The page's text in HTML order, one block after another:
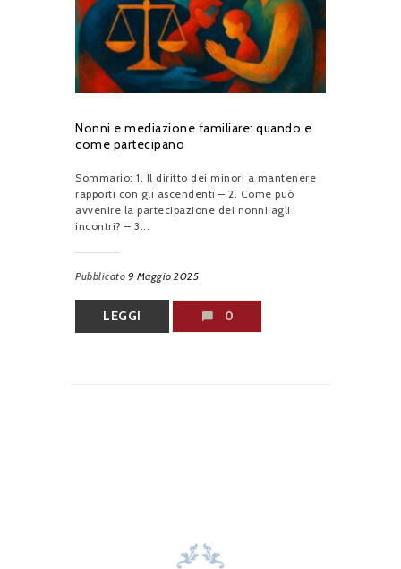
Nonni e mediazione familiare: quando e
come partecipano
Sommario: 1. Il diritto dei minori a mantenere
rapporti con gli ascendenti – 2. Come può
avvenire la partecipazione dei nonni agli
incontri? – 3...
Pubblicato 9 Maggio 2025
LEGGI 0